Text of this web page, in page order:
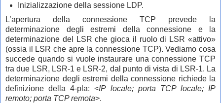
Inizializzazione della sessione LDP.
L’apertura della connessione TCP prevede la
determinazione degli estremi della connessione e la
determinazione del LSR che gioca il ruolo di LSR «attivo»
(ossia il LSR che apre la connessione TCP).Vediamo cosa
succede quando si vuole instaurare una connessione TCP
tra due LSR, LSR-1 e LSR-2, dal punto di vista di LSR-1. La
determinazione degli estremi della connessione richiede la
definizione della 4-pla: <IP locale; porta TCP locale; IP
remoto; porta TCP remota>.